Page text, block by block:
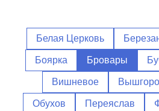
Белая Церковь
Боярка Бровары
Вишневое
Обухов Переяслав